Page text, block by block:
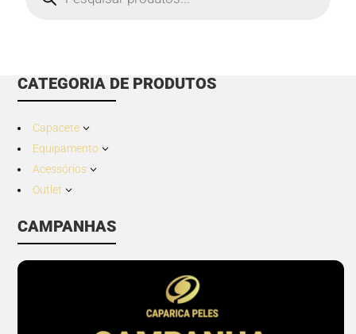
CATEGORIA DE PRODUTOS
Capacete 3
Equipamento 3
Acessórios 3
Outlet 3
CAMPANHAS